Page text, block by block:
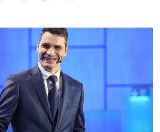
„Příjemná konference,
prostory, Daniel Stach
Tak shrnul
jeden z 330 účastníků ve
potvrdila, co bylo slyšet i
v Pragovce – že ročník s
k dopadu“ se skutečně